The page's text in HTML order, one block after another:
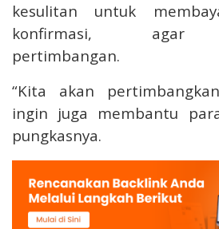
kesulitan untuk
konfirmasi, agar
pertimbangan.
“Kita akan
ingin juga membantu
pungkasnya.